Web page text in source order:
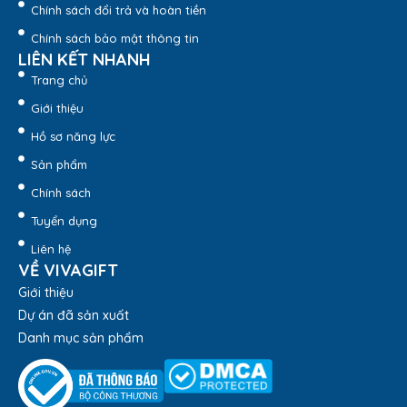
Mời bạn tham khảo các hình ảnh thực tế nón bảo hiểm có
in logo công ty do Vivagift sản xuất sau đây nhé.
Liên hệ: hoặc Zalo OAđể được tư vấn mũ
bảo hiểm quảng cáo in logo nhé!
Chính sách đổi trả và hoàn tiền
Chính sách bảo mật thông tin
LIÊN KẾT NHANH
Trang chủ
Giới thiệu
Hồ sơ năng lực
Sản phẩm
Chính sách
Tuyển dụng
Liên hệ
VỀ VIVAGIFT
Giới thiệu
Dự án đã sản xuất
Danh mục sản phẩm